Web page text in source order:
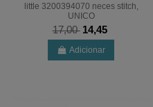
little 3200394070 neces stitch,
UNICO
17,00 14,45
Adicionar